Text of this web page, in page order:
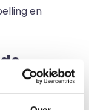
en
omdat